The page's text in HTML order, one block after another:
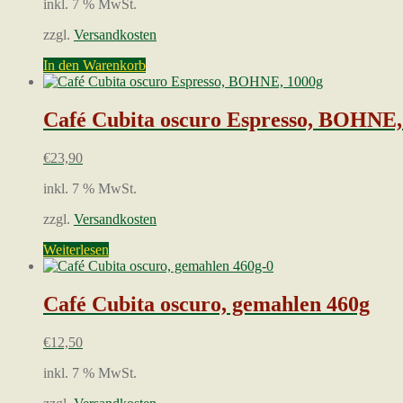
inkl. 7 % MwSt.
zzgl. Versandkosten
In den Warenkorb
Café Cubita oscuro Espresso,
€23,90
inkl. 7 % MwSt.
zzgl. Versandkosten
Weiterlesen
Café Cubita oscuro, gemahlen 460g
€12,50
inkl. 7 % MwSt.